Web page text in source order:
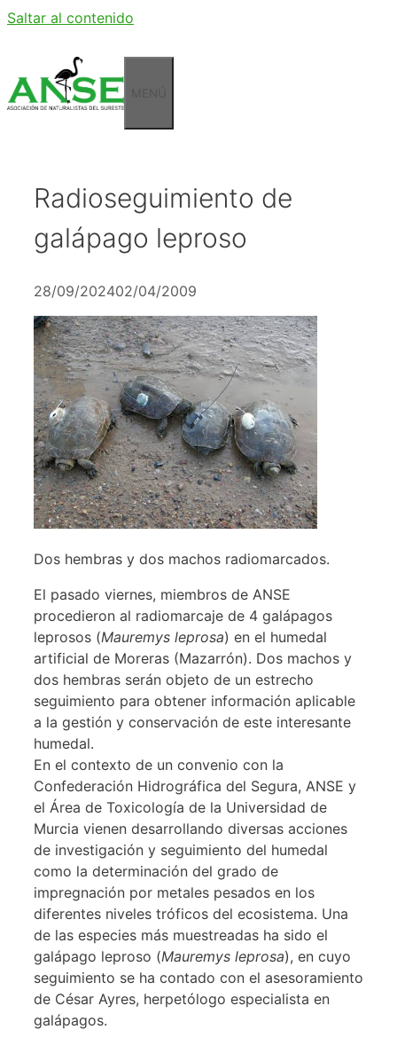
Saltar al contenido
Radioseguimiento de
galápago leproso
28/09/202402/04/2009
Dos hembras y dos machos radiomarcados.
El pasado viernes, miembros de ANSE
procedieron al radiomarcaje de 4 galápagos
leprosos (Mauremys leprosa) en el humedal
artificial de Moreras (Mazarrón). Dos machos y
dos hembras serán objeto de un estrecho
seguimiento para obtener información aplicable
a la gestión y conservación de este interesante
humedal.
En el contexto de un convenio con la
Confederación Hidrográfica del Segura, ANSE y
el Área de Toxicología de la Universidad de
Murcia vienen desarrollando diversas acciones
de investigación y seguimiento del humedal
como la determinación del grado de
impregnación por metales pesados en los
diferentes niveles tróficos del ecosistema. Una
de las especies más muestreadas ha sido el
galápago leproso (Mauremys leprosa), en cuyo
seguimiento se ha contado con el asesoramiento
de César Ayres, herpetólogo especialista en
galápagos.